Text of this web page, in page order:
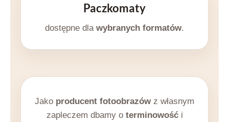
Paczkomaty
dostępne dla wybranych formatów.
Jako producent fotoobrazów z własnym
zapleczem dbamy o terminowośći